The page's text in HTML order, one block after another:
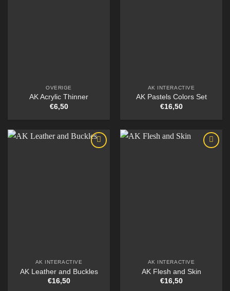
OVERIGE
AK Acrylic Thinner
€6,50
AK INTERACTIVE
AK Pastels Colors Set
€16,50
AK INTERACTIVE
AK Leather and Buckles
€16,50
AK INTERACTIVE
AK Flesh and Skin
€16,50